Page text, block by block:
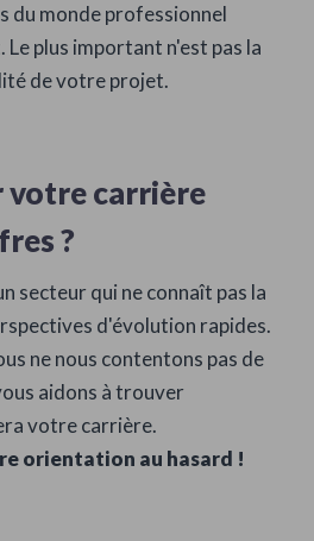
du monde professionnel
plus important n'est pas la
de votre projet.
votre carrière
?
secteur qui ne connaît pas la
d'évolution rapides.
ne nous contentons pas de
aidons à trouver
votre carrière.
orientation au hasard !